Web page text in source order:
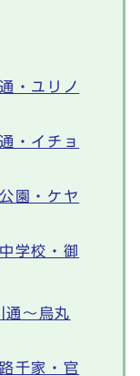
・ユリノ
・イチョ
園・ケヤ
学校・御
～烏丸
千家・官